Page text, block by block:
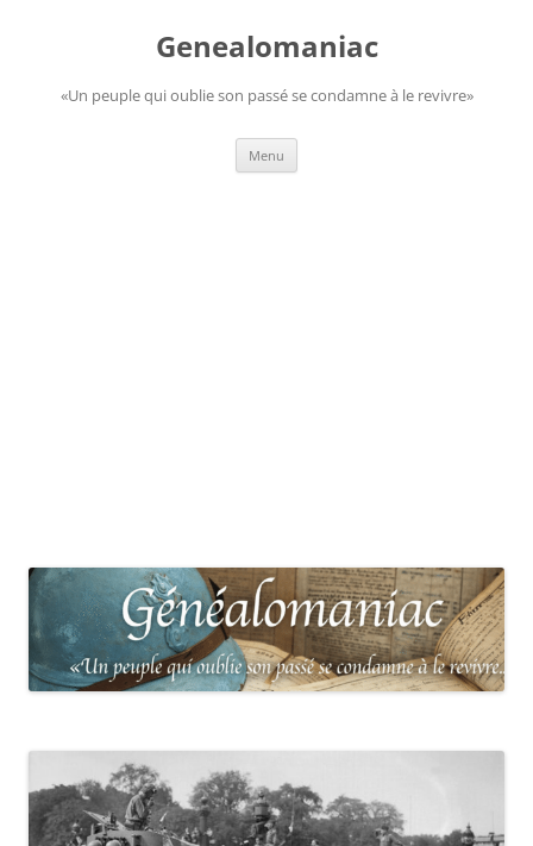
Genealomaniac
«Un peuple qui oublie son passé se condamne à le revivre»
Menu